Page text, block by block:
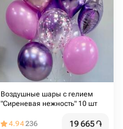
Воздушные шары с гелием
"Сиреневая нежность" 10 шт
4.94236 19 665֏